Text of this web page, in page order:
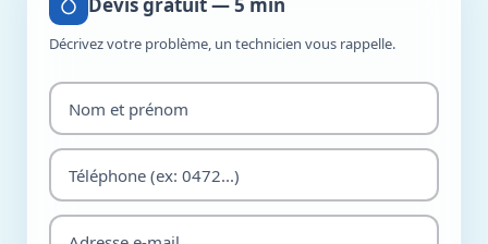
Décrivez votre problème, un technicien vous rappelle.